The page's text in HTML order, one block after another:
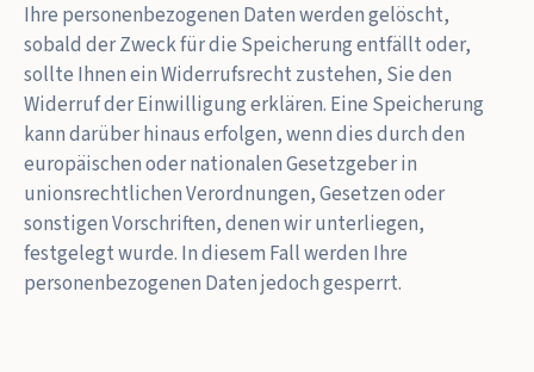
Ihre personenbezogenen Daten werden gelöscht,
sobald der Zweck für die Speicherung entfällt oder,
sollte Ihnen ein Widerrufsrecht zustehen, Sie den
Widerruf der Einwilligung erklären. Eine Speicherung
kann darüber hinaus erfolgen, wenn dies durch den
europäischen oder nationalen Gesetzgeber in
unionsrechtlichen Verordnungen, Gesetzen oder
sonstigen Vorschriften, denen wir unterliegen,
festgelegt wurde. In diesem Fall werden Ihre
personenbezogenen Daten jedoch gesperrt.